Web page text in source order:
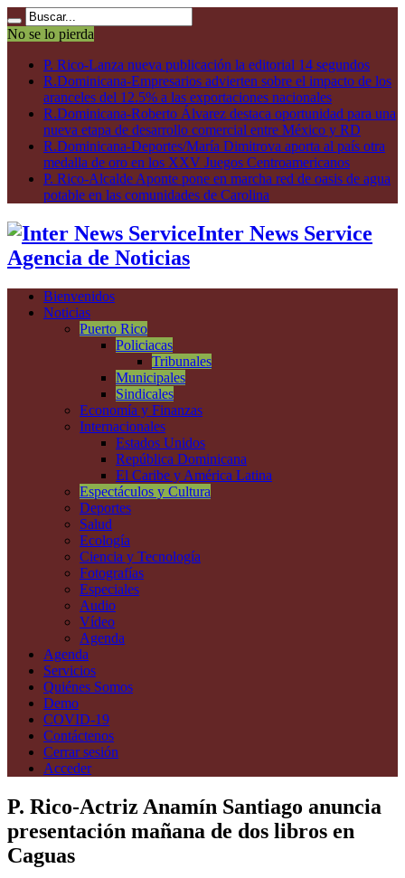
No se lo pierda
P. Rico-Lanza nueva publicación la editorial 14 segundos
R.Dominicana-Empresarios advierten sobre el impacto de los
aranceles del 12.5% a las exportaciones nacionales
R.Dominicana-Roberto Álvarez destaca oportunidad para una
nueva etapa de desarrollo comercial entre México y RD
R.Dominicana-Deportes/María Dimitrova aporta al país otra
medalla de oro en los XXV Juegos Centroamericanos
P. Rico-Alcalde Aponte pone en marcha red de oasis de agua
potable en las comunidades de Carolina
Inter News Service
Agencia de Noticias
Bienvenidos
Noticias
Puerto Rico
Policiacas
Tribunales
Municipales
Sindicales
Economía y Finanzas
Internacionales
Estados Unidos
República Dominicana
El Caribe y América Latina
Espectáculos y Cultura
Deportes
Salud
Ecología
Ciencia y Tecnología
Fotografías
Especiales
Audio
Vídeo
Agenda
Agenda
Servicios
Quiénes Somos
Demo
COVID-19
Contáctenos
Cerrar sesión
Acceder
P. Rico-Actriz Anamín Santiago anuncia
presentación mañana de dos libros en
Caguas